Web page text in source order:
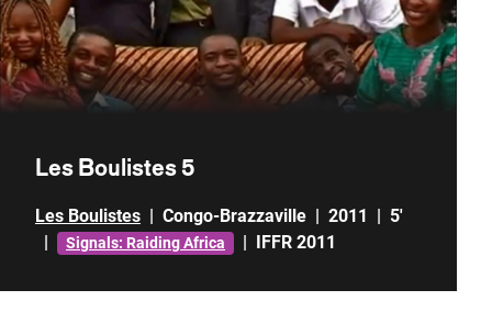
Les Boulistes 5
Les Boulistes Congo-Brazzaville 2011
5'
Signals: Raiding Africa IFFR 2011